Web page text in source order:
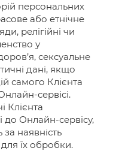
персональних
або етнічне
релігійні чи
у
сексуальне
дані, якщо
самого Клієнта
сервісі.
Клієнта
до Онлайн-сервісу,
за наявність
їх обробки.